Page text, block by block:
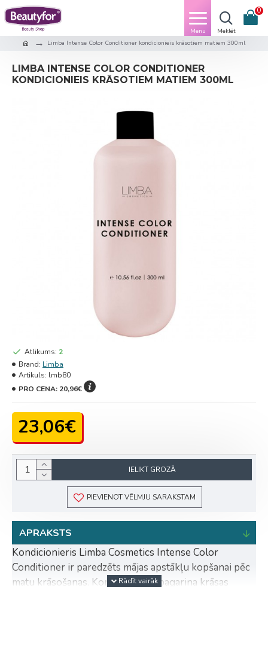
0
Limba Intense Color Conditioner kondicionieis krāsotiem matiem 300ml
LIMBA INTENSE COLOR CONDITIONER
KONDICIONIEIS KRĀSOTIEM MATIEM 300ML
23,06€
Atlikums: 2
Brand: Limba
Artikuls: lmb80
PRO CENA: 20,96€
IELIKT GROZĀ
PIEVIENOT VĒLMJU SARAKSTAM
APRAKSTS
Kondicionieris Limba Cosmetics Intense Color
Conditioner ir paredzēts mājas apstākļu kopšanai pēc
matu krāsošanas. Kondicionieris pagarina krāsas